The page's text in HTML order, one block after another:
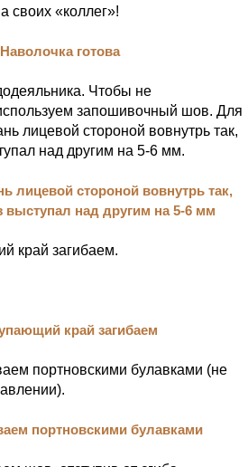
своих «коллег»!
Чтобы не
запошивочный шов. Для
лицевой стороной вовнутрь так,
над другим на 5-6 мм.
край загибаем.
портновскими булавками (не